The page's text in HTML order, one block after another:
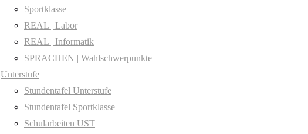
Sportklasse
REAL | Labor
REAL | Informatik
SPRACHEN | Wahlschwerpunkte
Unterstufe
Stundentafel Unterstufe
Stundentafel Sportklasse
Schularbeiten UST